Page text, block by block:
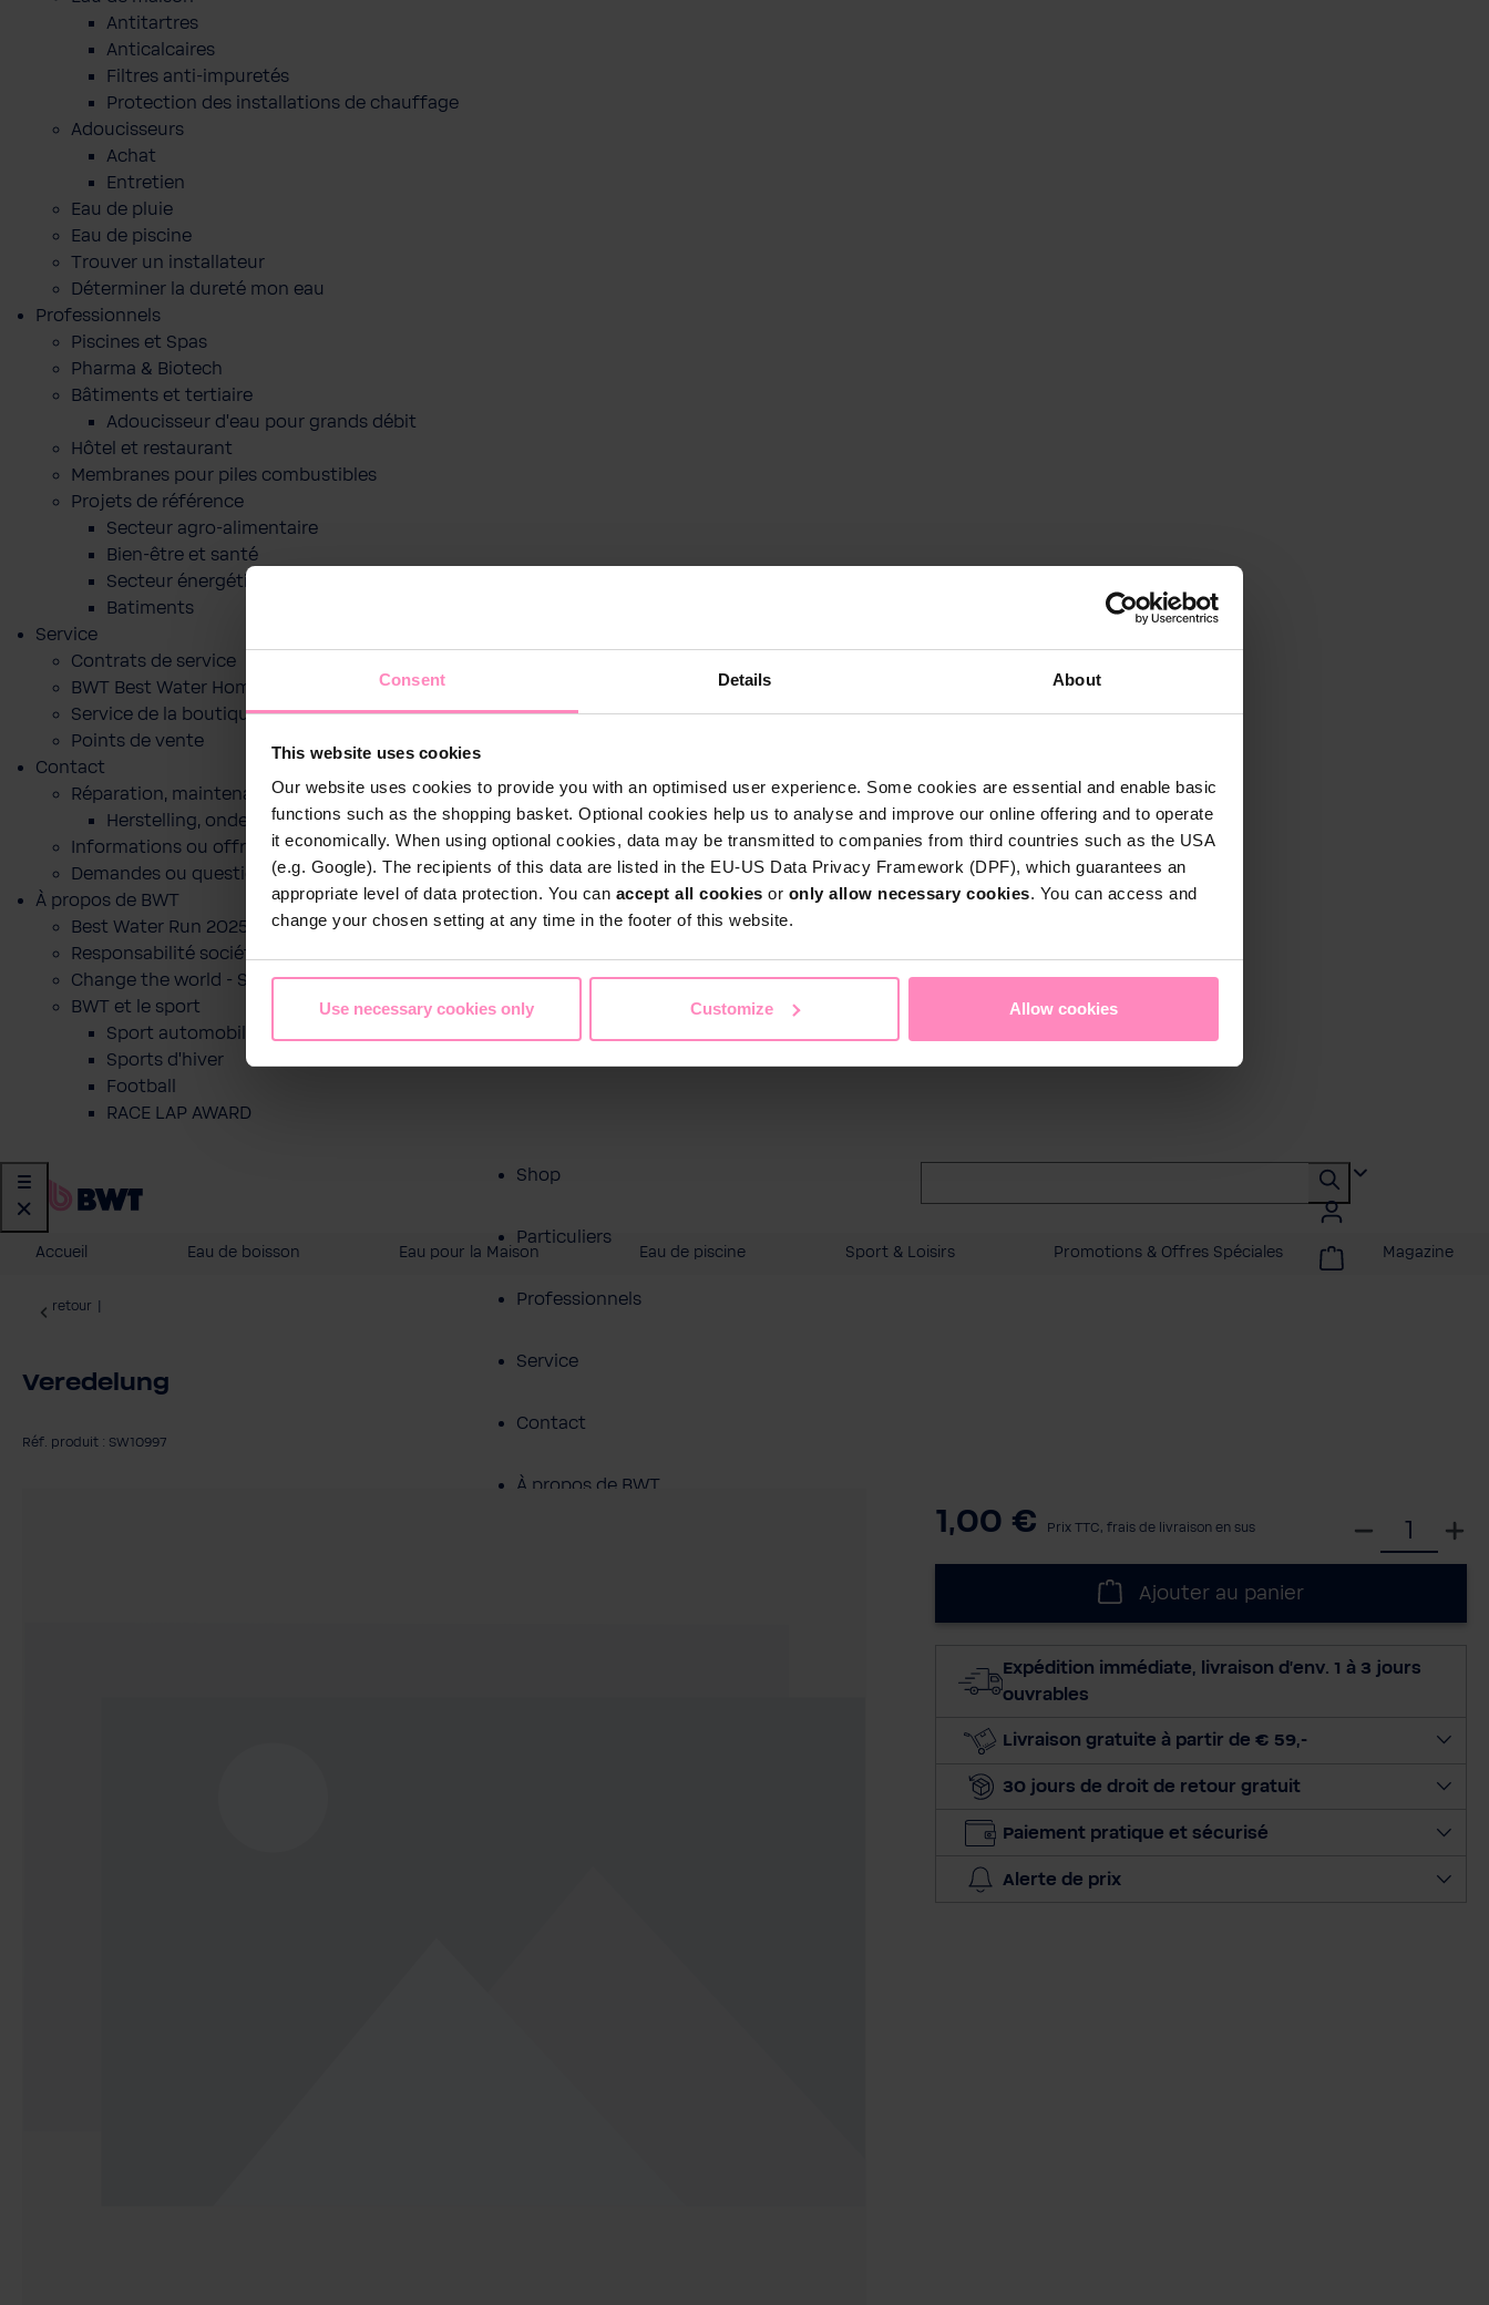
Consent Details About
This website uses cookies
Our website uses cookies to provide you with an optimised user experience. Some cookies are essential and enable basic
functions such as the shopping basket. Optional cookies help us to analyse and improve our online offering and to operate
it economically. When using optional cookies, data may be transmitted to companies from third countries such as the USA
(e.g. Google). The recipients of this data are listed in the EU-US Data Privacy Framework (DPF), which guarantees an
appropriate level of data protection. You can accept all cookies or only allow necessary cookies. You can access and
change your chosen setting at any time in the footer of this website.
Use necessary cookies only Customize Allow cookies
Antitartres
Anticalcaires
Filtres anti-impuretés
Protection des installations de chauffage
Adoucisseurs
Achat
Entretien
Eau de pluie
Eau de piscine
Trouver un installateur
Déterminer la dureté mon eau
Professionnels
Piscines et Spas
Pharma & Biotech
Bâtiments et tertiaire
Adoucisseur d'eau pour grands débit
Hôtel et restaurant
Membranes pour piles combustibles
Projets de référence
Secteur agro-alimentaire
Bien-être et santé
Secteur énergétique
Batiments
Service
Contrats de service
BWT Best Water Home App
Service de la boutique en ligne
Points de vente
Contact
Réparation, maintenance ou mise en service
Herstelling, onderhoud of indienststelling
Informations ou offre pour un produit
Demandes ou questions
À propos de BWT
Best Water Run 2025
Responsabilité sociétale des entreprises
Change the world - Sip by sip
BWT et le sport
Sport automobile
Sports d'hiver
Football
RACE LAP AWARD
Shop
Particuliers
Professionnels
Service
Contact
À propos de BWT
Accueil Eau de boisson Eau pour la Maison Eau de piscine Sport & Loisirs Promotions & Offres Spéciales Magazine
retour
Veredelung
Réf. produit : SW10997
1,00 € Prix TTC, frais de livraison en sus
c
n
e
l
Ajouter au panier
Expédition immédiate, livraison d'env. 1 à 3 jours
ouvrables
Livraison gratuite à partir de € 59,-
30 jours de droit de retour gratuit
Paiement pratique et sécurisé
Alerte de prix